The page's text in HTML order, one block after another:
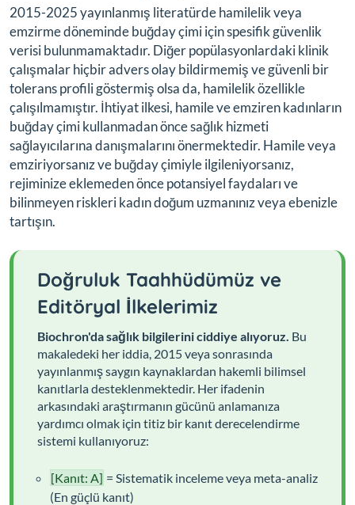
2015-2025 yayınlanmış literatürde hamilelik veya
emzirme döneminde buğday çimi için spesifik güvenlik
verisi bulunmamaktadır. Diğer popülasyonlardaki klinik
çalışmalar hiçbir advers olay bildirmemiş ve güvenli bir
tolerans profili göstermiş olsa da, hamilelik özellikle
çalışılmamıştır. İhtiyat ilkesi, hamile ve emziren kadınların
buğday çimi kullanmadan önce sağlık hizmeti
sağlayıcılarına danışmalarını önermektedir. Hamile veya
emziriyorsanız ve buğday çimiyle ilgileniyorsanız,
rejiminize eklemeden önce potansiyel faydaları ve
bilinmeyen riskleri kadın doğum uzmanınız veya ebenizle
tartışın.
Doğruluk Taahhüdümüz ve
Editöryal İlkelerimiz
Biochron'da sağlık bilgilerini ciddiye alıyoruz. Bu
makaledeki her iddia, 2015 veya sonrasında
yayınlanmış saygın kaynaklardan hakemli bilimsel
kanıtlarla desteklenmektedir. Her ifadenin
arkasındaki araştırmanın gücünü anlamanıza
yardımcı olmak için titiz bir kanıt derecelendirme
sistemi kullanıyoruz:
[Kanıt: A] = Sistematik inceleme veya meta-analiz
(En güçlü kanıt)